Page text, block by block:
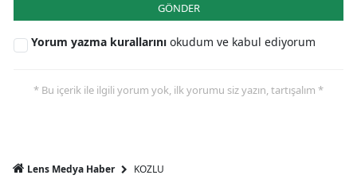
GÖNDER
Yorum yazma kurallarını okudum ve kabul ediyorum
* Bu içerik ile ilgili yorum yok, ilk yorumu siz yazın, tartışalım *
Lens Medya Haber KOZLU